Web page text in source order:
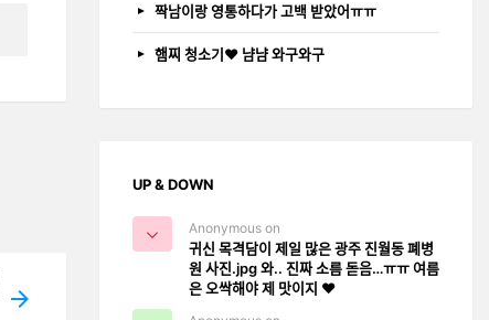
짝남이랑 영통하다가 고백 받았어ㅠㅠ
햄찌 청소기❤️ 냠냠 와구와구
UP & DOWN
Anonymous on
귀신 목격담이 제일 많은 광주 진월동 폐병
원 사진.jpg 와.. 진짜 소름 돋음…ㅠㅠ 여름
은 오싹해야 제 맛이지 ❤️